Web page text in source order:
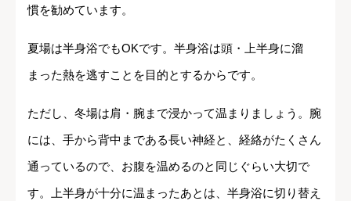
慣を勧めています。
夏場は半身浴でもOKです。半身浴は頭・上半身に溜
まった熱を逃すことを目的とするからです。
ただし、冬場は肩・腕まで浸かって温まりましょう。腕
には、手から背中まである長い神経と、経絡がたくさん
通っているので、お腹を温めるのと同じぐらい大切で
す。上半身が十分に温まったあとは、半身浴に切り替え